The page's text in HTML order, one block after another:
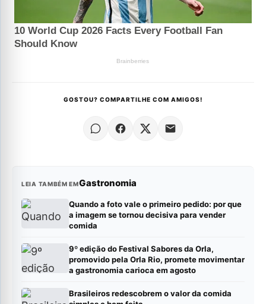
GOSTOU? COMPARTILHE COM AMIGOS!
LEIA TAMBÉM EMGastronomia
Quando a foto vale o primeiro pedido: por que
a imagem se tornou decisiva para vender
comida
9º edição do Festival Sabores da Orla,
promovido pela Orla Rio, promete movimentar
a gastronomia carioca em agosto
Brasileiros redescobrem o valor da comida